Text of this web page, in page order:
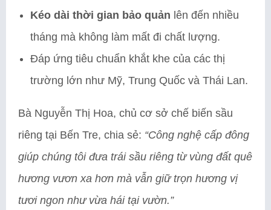
Kéo dài thời gian bảo quản lên đến nhiều
tháng mà không làm mất đi chất lượng.
Đáp ứng tiêu chuẩn khắt khe của các thị
trường lớn như Mỹ, Trung Quốc và Thái Lan.
Bà Nguyễn Thị Hoa, chủ cơ sở chế biến sầu
riêng tại Bến Tre, chia sẻ: “Công nghệ cấp đông
giúp chúng tôi đưa trái sầu riêng từ vùng đất quê
hương vươn xa hơn mà vẫn giữ trọn hương vị
tươi ngon như vừa hái tại vườn.”